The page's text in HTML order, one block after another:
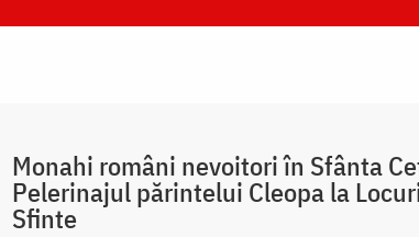
Monahi români nevoitori în Sfânta
Pelerinajul părintelui Cleopa la
Sfinte